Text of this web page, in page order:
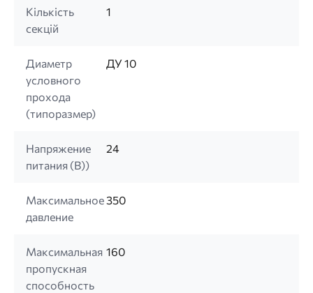
Кількість
секцій
1
Диаметр
условного
прохода
(типоразмер)
ДУ 10
Напряжение
питания (B))
24
Максимальное
давление
350
Максимальная
пропускная
способность
160